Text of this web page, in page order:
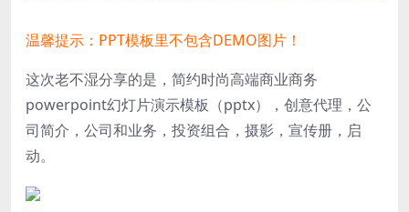
温馨提示：PPT模板里不包含DEMO图片！
这次老不湿分享的是，简约时尚高端商业商务
powerpoint幻灯片演示模板（pptx），创意代理，公
司简介，公司和业务，投资组合，摄影，宣传册，启
动。